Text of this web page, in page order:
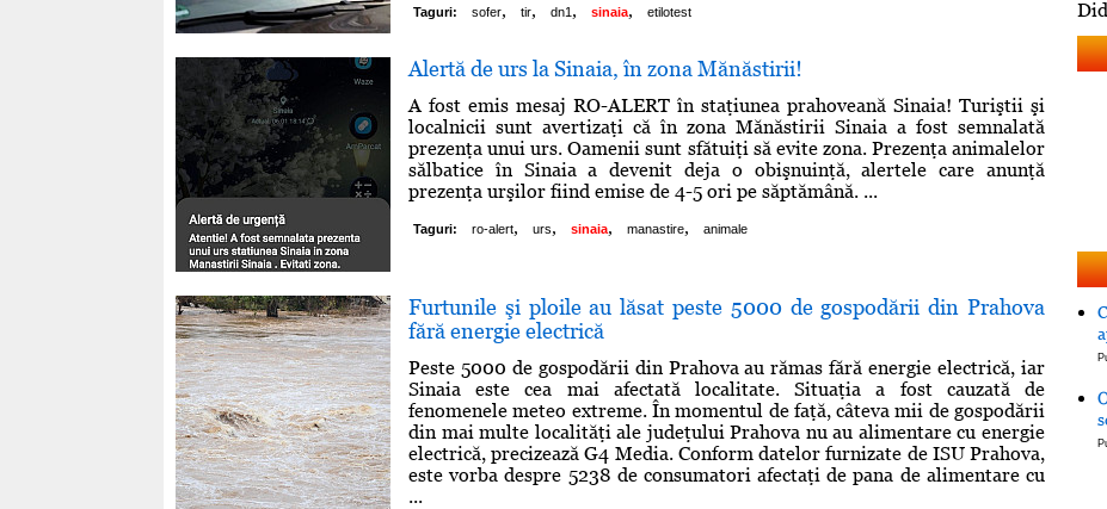
Taguri: sofer, tir, dn1 , sinaia, etilotest
Alertă de urs la Sinaia, în zona Mănăstirii!
A fost emis mesaj RO-ALERT în staţiunea prahoveană Sinaia! Turiştii şi
localnicii sunt avertizaţi că în zona Mănăstirii Sinaia a fost semnalată
prezenţa unui urs. Oamenii sunt sfătuiţi să evite zona. Prezenţa animalelor
sălbatice în Sinaia a devenit deja o obişnuinţă, alertele care anunţă
prezenţa urşilor fiind emise de 4-5 ori pe săptămână. ...
Taguri: ro-alert, urs, sinaia, manastire, animale
Furtunile şi ploile au lăsat peste 5000 de gospodării din Prahova
fără energie electrică
Peste 5000 de gospodării din Prahova au rămas fără energie electrică, iar
Sinaia este cea mai afectată localitate. Situaţia a fost cauzată de
fenomenele meteo extreme. În momentul de faţă, câteva mii de gospodării
din mai multe localităţi ale judeţului Prahova nu au alimentare cu energie
electrică, precizează G4 Media. Conform datelor furnizate de ISU Prahova,
este vorba despre 5238 de consumatori afectaţi de pana de alimentare cu
...